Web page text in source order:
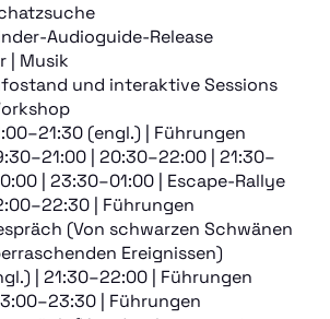
Audioguide-Release
| Musik
und interaktive Sessions
(engl.) | Führungen
| 20:30–22:00 | 21:30–
| 23:30–01:00 | Escape-Rallye
| Führungen
(Von schwarzen Schwänen
Ereignissen)
| 21:30–22:00 | Führungen
| Führungen